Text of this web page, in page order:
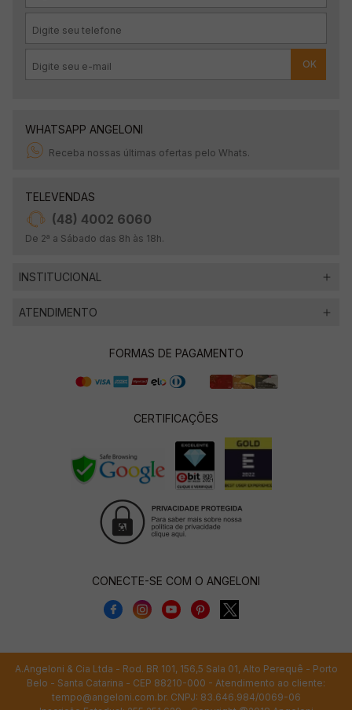
OK
WHATSAPP ANGELONI
Receba nossas últimas ofertas pelo Whats.
TELEVENDAS
(48) 4002 6060
De 2ª a Sábado das 8h às 18h.
INSTITUCIONAL
ATENDIMENTO
FORMAS DE PAGAMENTO
CERTIFICAÇÕES
CONECTE-SE COM O ANGELONI
A.Angeloni & Cia Ltda - Rod. BR 101, 156,5 Sala 01, Alto Perequê - Porto
Belo - Santa Catarina - CEP 88210-000 - Atendimento ao cliente:
tempo@angeloni.com.br. CNPJ: 83.646.984/0069-06